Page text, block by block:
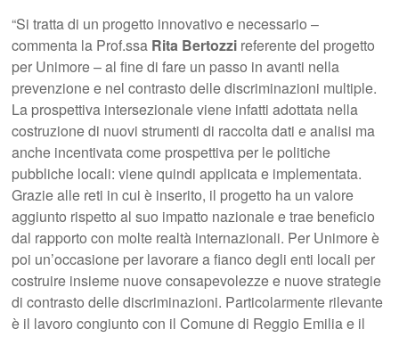
“Si tratta di un progetto innovativo e necessario –
commenta la Prof.ssa Rita Bertozzi referente del progetto
per Unimore – al fine di fare un passo in avanti nella
prevenzione e nel contrasto delle discriminazioni multiple.
La prospettiva intersezionale viene infatti adottata nella
costruzione di nuovi strumenti di raccolta dati e analisi ma
anche incentivata come prospettiva per le politiche
pubbliche locali: viene quindi applicata e implementata.
Grazie alle reti in cui è inserito, il progetto ha un valore
aggiunto rispetto al suo impatto nazionale e trae beneficio
dal rapporto con molte realtà internazionali. Per Unimore è
poi un’occasione per lavorare a fianco degli enti locali per
costruire insieme nuove consapevolezze e nuove strategie
di contrasto delle discriminazioni. Particolarmente rilevante
è il lavoro congiunto con il Comune di Reggio Emilia e il